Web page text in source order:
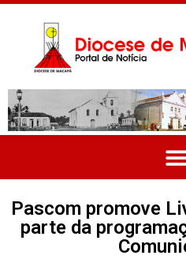
Pascom promove
parte da